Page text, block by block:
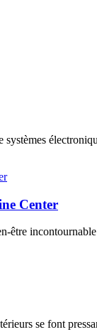
Center
être
se font